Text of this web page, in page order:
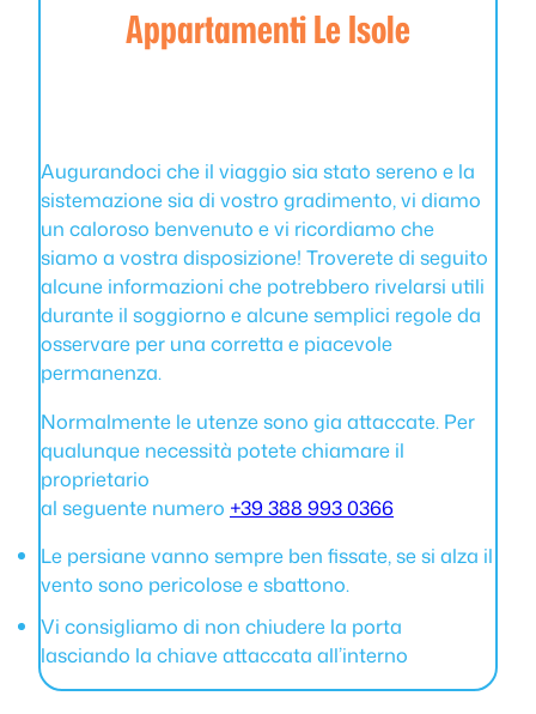
Appartamenti Le Isole
Augurandoci che il viaggio sia stato sereno e la
sistemazione sia di vostro gradimento, vi diamo
un caloroso benvenuto e vi ricordiamo che
siamo a vostra disposizione! Troverete di seguito
alcune informazioni che potrebbero rivelarsi utili
durante il soggiorno e alcune semplici regole da
osservare per una corretta e piacevole
permanenza.
Normalmente le utenze sono gia attaccate. Per
qualunque necessità potete chiamare il
proprietario
al seguente numero +39 388 993 0366
Le persiane vanno sempre ben fissate, se si alza il
vento sono pericolose e sbattono.
Vi consigliamo di non chiudere la porta
lasciando la chiave attaccata all’interno